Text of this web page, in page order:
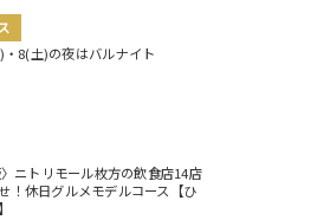
8(土)の夜はバルナイト
〉ニトリモール枚方の飲食店14店
！休日グルメモデルコース【ひ